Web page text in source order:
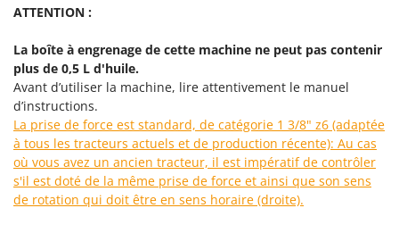
Mastercook
Masterpro
McCulloch
MCH
Michelin
Mille
Minox
Mockmill
ATTENTION :
La boîte à engrenage de cette machine ne peut pas contenir
plus de 0,5 L d'huile.
Avant d’utiliser la machine, lire attentivement le manuel
d’instructions.
La prise de force est standard, de catégorie 1 3/8" z6 (adaptée
à tous les tracteurs actuels et de production récente): Au cas
où vous avez un ancien tracteur, il est impératif de contrôler
s'il est doté de la même prise de force et ainsi que son sens
de rotation qui doit être en sens horaire (droite).